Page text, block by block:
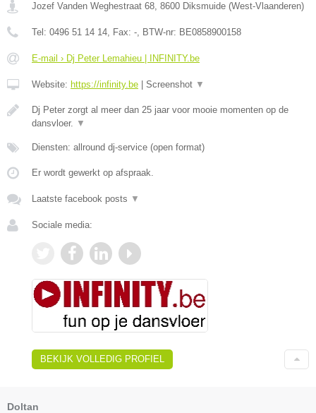
Jozef Vanden Weghestraat 68, 8600 Diksmuide (West-Vlaanderen)
Tel: 0496 51 14 14, Fax: -, BTW-nr: BE0858900158
E-mail › Dj Peter Lemahieu | INFINITY.be
Website: https://infinity.be Screenshot ▼
Dj Peter zorgt al meer dan 25 jaar voor mooie momenten op de
dansvloer. ▼
Diensten: allround dj-service (open format)
Er wordt gewerkt op afspraak.
Laatste facebook posts ▼
Sociale media:
BEKIJK VOLLEDIG PROFIEL
Doltan